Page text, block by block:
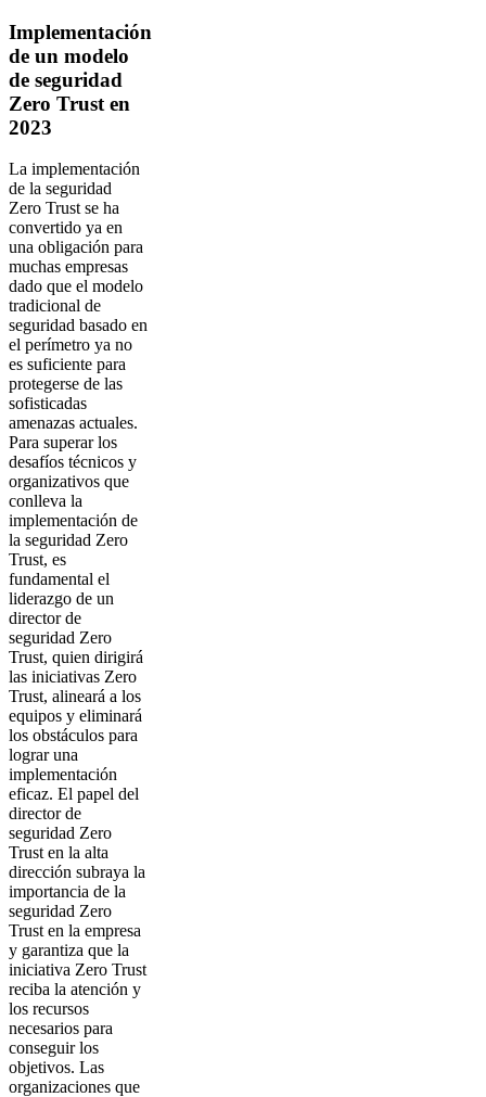
Implementación
de un modelo
de seguridad
Zero Trust en
2023
La implementación
de la seguridad
Zero Trust se ha
convertido ya en
una obligación para
muchas empresas
dado que el modelo
tradicional de
seguridad basado en
el perímetro ya no
es suficiente para
protegerse de las
sofisticadas
amenazas actuales.
Para superar los
desafíos técnicos y
organizativos que
conlleva la
implementación de
la seguridad Zero
Trust, es
fundamental el
liderazgo de un
director de
seguridad Zero
Trust, quien dirigirá
las iniciativas Zero
Trust, alineará a los
equipos y eliminará
los obstáculos para
lograr una
implementación
eficaz. El papel del
director de
seguridad Zero
Trust en la alta
dirección subraya la
importancia de la
seguridad Zero
Trust en la empresa
y garantiza que la
iniciativa Zero Trust
reciba la atención y
los recursos
necesarios para
conseguir los
objetivos. Las
organizaciones que